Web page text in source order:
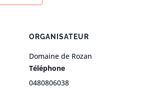
ORGANISATEUR
Domaine de Rozan
Téléphone
0480806038